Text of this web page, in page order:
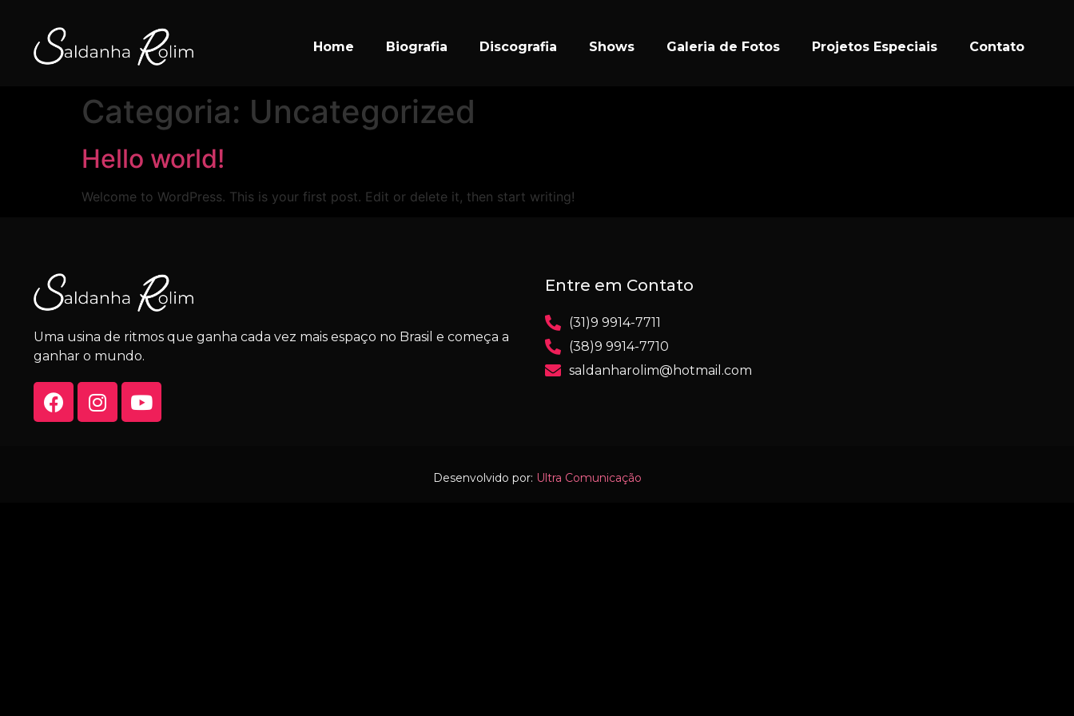
Home Biografia Discografia Shows Galeria de Fotos Projetos Especiais Contato
Categoria: Uncategorized
Hello world!
Welcome to WordPress. This is your first post. Edit or delete it, then start writing!
Uma usina de ritmos que ganha cada vez mais espaço no Brasil e começa a
ganhar o mundo.
Entre em Contato
(31)9 9914-7711
(38)9 9914-7710
saldanharolim@hotmail.com
Desenvolvido por: Ultra Comunicação